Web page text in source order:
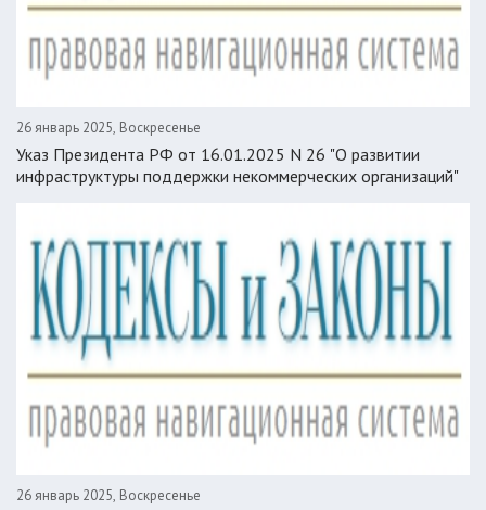
26 январь 2025, Воскресенье
Указ Президента РФ от 16.01.2025 N 26 "О развитии
инфраструктуры поддержки некоммерческих организаций"
26 январь 2025, Воскресенье